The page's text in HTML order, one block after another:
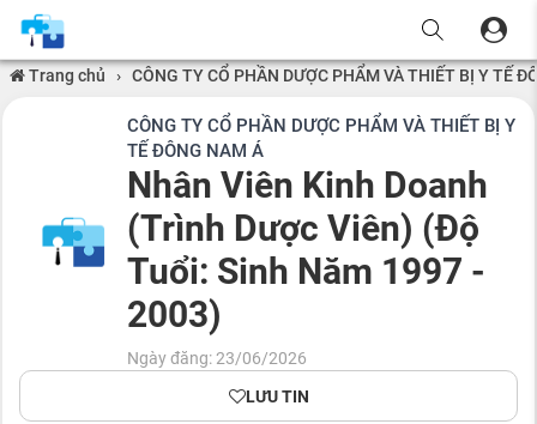
Trang chủ › CÔNG TY CỔ PHẦN DƯỢC PHẨM VÀ THIẾT BỊ Y TẾ
CÔNG TY CỔ PHẦN DƯỢC PHẨM VÀ THIẾT BỊ Y
TẾ ĐÔNG NAM Á
Nhân Viên Kinh Doanh
(Trình Dược Viên) (Độ
Tuổi: Sinh Năm 1997 -
2003)
Ngày đăng: 23/06/2026
LƯU TIN